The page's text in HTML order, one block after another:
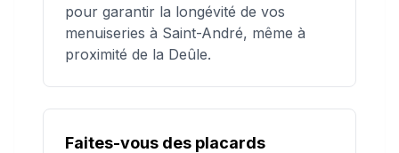
pour garantir la longévité de vos
menuiseries à Saint-André, même à
proximité de la Deûle.
Faites-vous des placards